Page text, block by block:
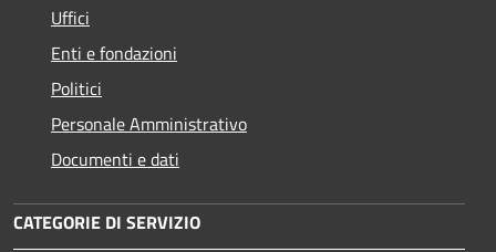
Uffici
Enti e fondazioni
Politici
Personale Amministrativo
Documenti e dati
CATEGORIE DI SERVIZIO